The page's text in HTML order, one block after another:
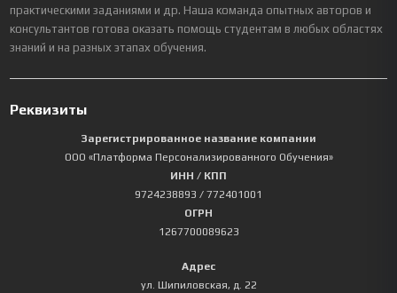
практическими заданиями и др. Наша команда опытных авторов и
консультантов готова оказать помощь студентам в любых областях
знаний и на разных этапах обучения.
Реквизиты
Зарегистрированное название компании
ООО «Платформа Персонализированного Обучения»
ИНН / КПП
9724238893 / 772401001
ОГРН
1267700089623
Адрес
ул. Шипиловская, д. 22